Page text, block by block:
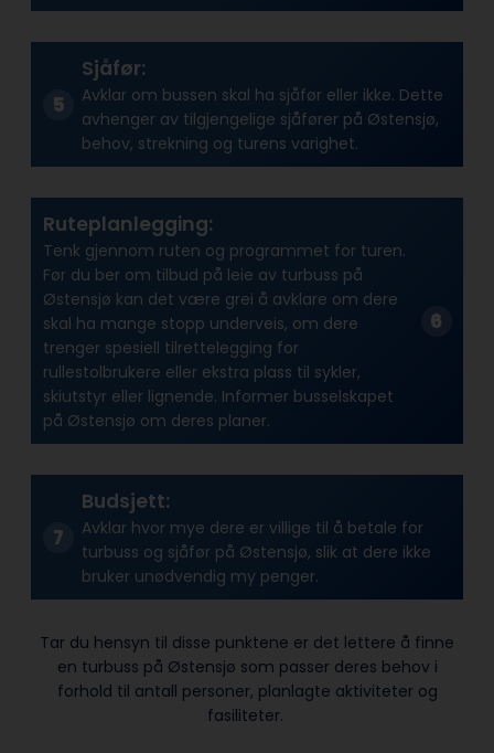
Sjåfør:
Avklar om bussen skal ha sjåfør eller ikke. Dette
avhenger av tilgjengelige sjåfører på Østensjø,
behov, strekning og turens varighet.
Ruteplanlegging:
Tenk gjennom ruten og programmet for turen.
Før du ber om tilbud på leie av turbuss på
Østensjø kan det være grei å avklare om dere
skal ha mange stopp underveis, om dere
trenger spesiell tilrettelegging for
rullestolbrukere eller ekstra plass til sykler,
skiutstyr eller lignende. Informer busselskapet
på Østensjø om deres planer.
Budsjett:
Avklar hvor mye dere er villige til å betale for
turbuss og sjåfør på Østensjø, slik at dere ikke
bruker unødvendig my penger.
Tar du hensyn til disse punktene er det lettere å finne
en turbuss på Østensjø som passer deres behov i
forhold til antall personer, planlagte aktiviteter og
fasiliteter.